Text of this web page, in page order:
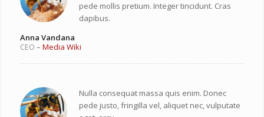
pede mollis pretium. Integer tincidunt. Cras
dapibus.
Anna Vandana
CEO – Media Wiki
Nulla consequat massa quis enim. Donec
pede justo, fringilla vel, aliquet nec, vulputate